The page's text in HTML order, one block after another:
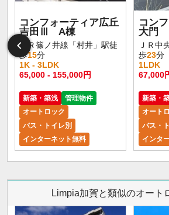
コンフォーティア広丘
吉田Ⅲ A棟
ＪＲ篠ノ井線「村井」駅徒
歩15分
1K - 3LDK
65,000 - 155,000円
新築・築浅
管理物件
オートロック
バス・トイレ別
インターネット無料
コン
大門
ＪＲ中
歩23分
1LDK
67,000
新築・
オート
バス・
インタ
Limpia加賀と類似のオート